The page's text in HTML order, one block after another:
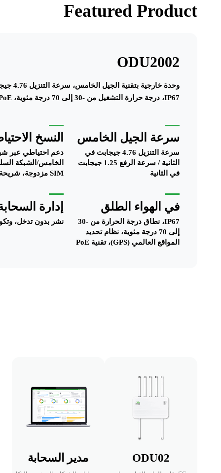
Featured Product
ODU2002
IP67، درجة حرارة التشغيل من -30 إلى 70 درجة مئوية، PoE، شريحة SIM مزدوجة، إدارة سحابية.
سرعة الجيل الخامس
سرعة التنزيل 4.76 جيجابت في
الثانية / سرعة الرفع 1.25 جيجابت
في الثانية
النسخ
دعم احتياطي عبر
الخامس/الشبكة
SIM مزدوجة، شريحة eSIM
في الهواء الطلق
IP67، نطاق درجة الحرارة من -30
إلى 70 درجة مئوية، نظام تحديد
المواقع العالمي (GPS)، تقنية PoE
إدارة
نشر بدون تدخل،
ODU02 مدير السحابة